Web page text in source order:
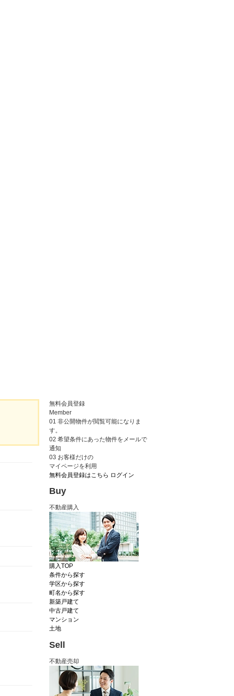
無料会員登録
Member
01 非公開物件が閲覧可能になりま
す。
02 希望条件にあった物件をメールで
通知
03 お客様だけの
マイページを利用
無料会員登録はこちら ログイン
Buy
不動産購入
購入TOP
条件から探す
学区から探す
町名から探す
新築戸建て
中古戸建て
マンション
土地
Sell
不動産売却